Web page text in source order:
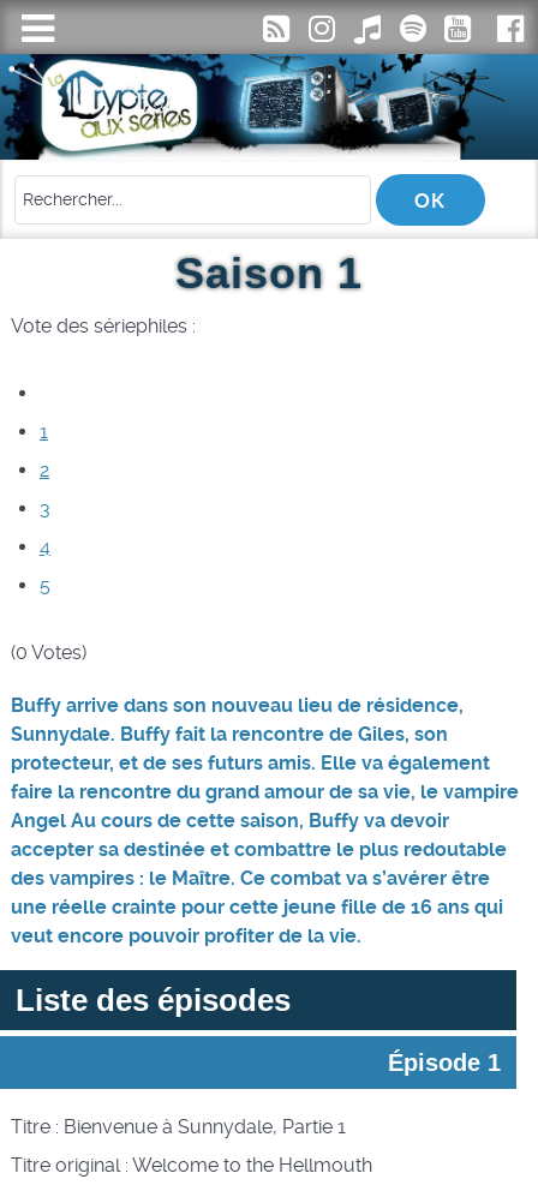
Saison 1
Vote des sériephiles :
1
2
3
4
5
(0 Votes)
Buffy arrive dans son nouveau lieu de résidence,
Sunnydale. Buffy fait la rencontre de Giles, son
protecteur, et de ses futurs amis. Elle va également
faire la rencontre du grand amour de sa vie, le vampire
Angel Au cours de cette saison, Buffy va devoir
accepter sa destinée et combattre le plus redoutable
des vampires : le Maître. Ce combat va s’avérer être
une réelle crainte pour cette jeune fille de 16 ans qui
veut encore pouvoir profiter de la vie.
Liste des épisodes
Épisode 1
Titre : Bienvenue à Sunnydale, Partie 1
Titre original : Welcome to the Hellmouth